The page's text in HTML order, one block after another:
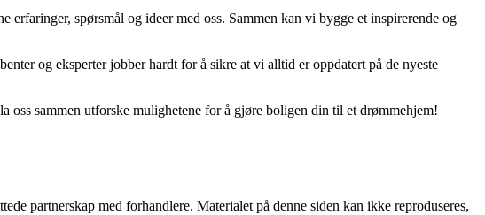
spørsmål og ideer med oss. Sammen kan vi bygge et inspirerende og
og eksperter jobber hardt for å sikre at vi alltid er oppdatert på de nyeste
oss sammen utforske mulighetene for å gjøre boligen din til et drømmehjem!
partnerskap med forhandlere. Materialet på denne siden kan ikke reproduseres,